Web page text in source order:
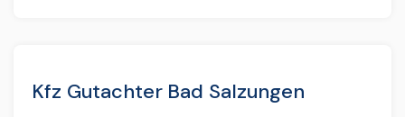
Kfz Gutachter Bad Salzungen